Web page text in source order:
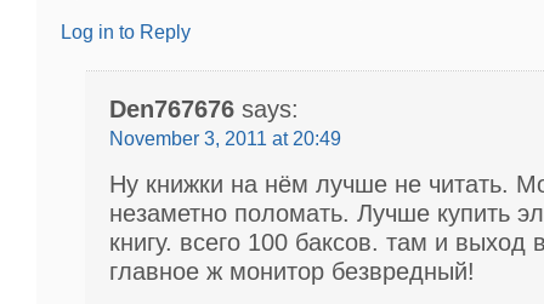
Log in to Reply
Den767676 says:
November 3, 2011 at 20:49
Ну книжки на нём лучше не читать.
незаметно поломать. Лучше купить
книгу. всего 100 баксов. там и выход
главное ж монитор безвредный!